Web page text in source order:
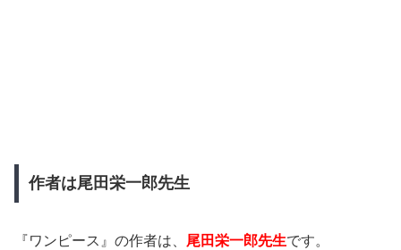
作者は尾田栄一郎先生
『ワンピース』の作者は、 尾田栄一郎先生です。